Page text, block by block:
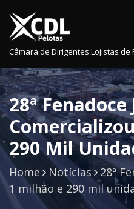
Câmara de Dirigentes Lojistas de
28ª Fenadoce
290 Mil
Home Notícias
28ª
1 milhão e 290 mil